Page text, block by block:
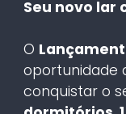
Seu novo lar
O
oportunidade
conquistar o